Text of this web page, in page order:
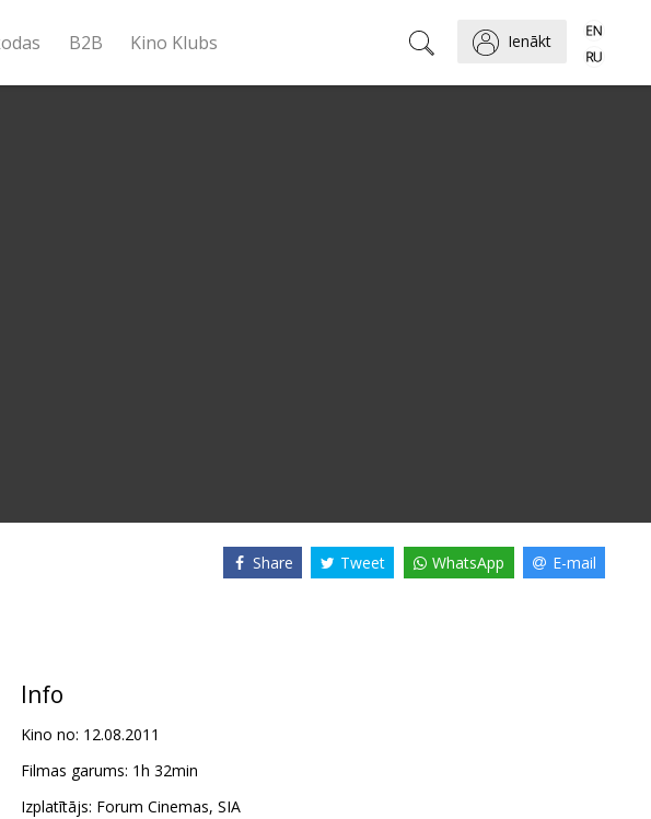
B2B Kino Klubs Ienākt
Share Tweet WhatsApp E-mail
Info
Kino no: 12.08.2011
Filmas garums: 1h 32min
Izplatītājs: Forum Cinemas, SIA